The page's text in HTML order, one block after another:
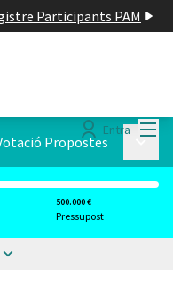
Participants PAM
Entra
Propostes
500.000 €
Pressupost